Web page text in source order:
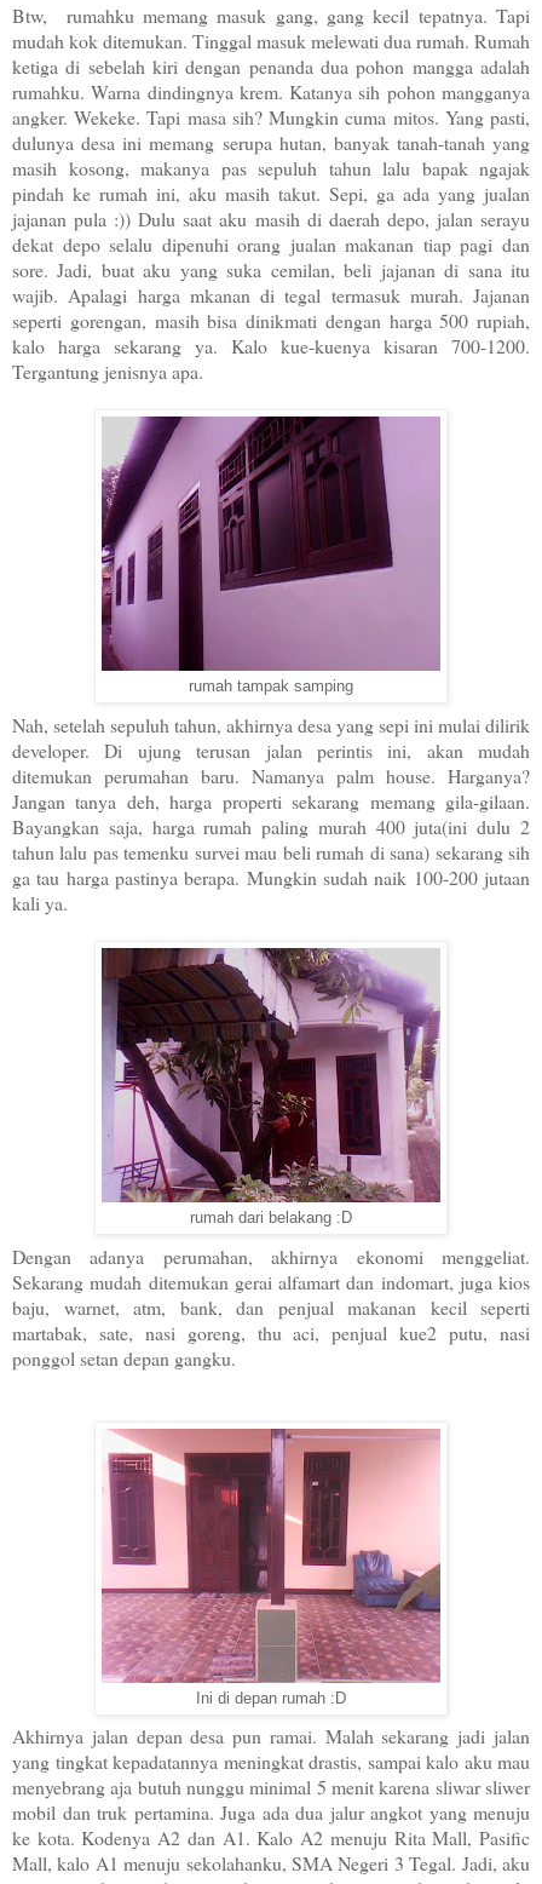
Btw, rumahku memang masuk gang, gang kecil tepatnya. Tapi
mudah kok ditemukan. Tinggal masuk melewati dua rumah. Rumah
ketiga di sebelah kiri dengan penanda dua pohon mangga adalah
rumahku. Warna dindingnya krem. Katanya sih pohon mangganya
angker. Wekeke. Tapi masa sih? Mungkin cuma mitos. Yang pasti,
dulunya desa ini memang serupa hutan, banyak tanah-tanah yang
masih kosong, makanya pas sepuluh tahun lalu bapak ngajak
pindah ke rumah ini, aku masih takut. Sepi, ga ada yang jualan
jajanan pula :)) Dulu saat aku masih di daerah depo, jalan serayu
dekat depo selalu dipenuhi orang jualan makanan tiap pagi dan
sore. Jadi, buat aku yang suka cemilan, beli jajanan di sana itu
wajib. Apalagi harga mkanan di tegal termasuk murah. Jajanan
seperti gorengan, masih bisa dinikmati dengan harga 500 rupiah,
kalo harga sekarang ya. Kalo kue-kuenya kisaran 700-1200.
Tergantung jenisnya apa.
rumah tampak samping
Nah, setelah sepuluh tahun, akhirnya desa yang sepi ini mulai dilirik
developer. Di ujung terusan jalan perintis ini, akan mudah
ditemukan perumahan baru. Namanya palm house. Harganya?
Jangan tanya deh, harga properti sekarang memang gila-gilaan.
Bayangkan saja, harga rumah paling murah 400 juta(ini dulu 2
tahun lalu pas temenku survei mau beli rumah di sana) sekarang sih
ga tau harga pastinya berapa. Mungkin sudah naik 100-200 jutaan
kali ya.
rumah dari belakang :D
Dengan adanya perumahan, akhirnya ekonomi menggeliat.
Sekarang mudah ditemukan gerai alfamart dan indomart, juga kios
baju, warnet, atm, bank, dan penjual makanan kecil seperti
martabak, sate, nasi goreng, thu aci, penjual kue2 putu, nasi
ponggol setan depan gangku.
Ini di depan rumah :D
Akhirnya jalan depan desa pun ramai. Malah sekarang jadi jalan
yang tingkat kepadatannya meningkat drastis, sampai kalo aku mau
menyebrang aja butuh nunggu minimal 5 menit karena sliwar sliwer
mobil dan truk pertamina. Juga ada dua jalur angkot yang menuju
ke kota. Kodenya A2 dan A1. Kalo A2 menuju Rita Mall, Pasific
Mall, kalo A1 menuju sekolahanku, SMA Negeri 3 Tegal. Jadi, aku